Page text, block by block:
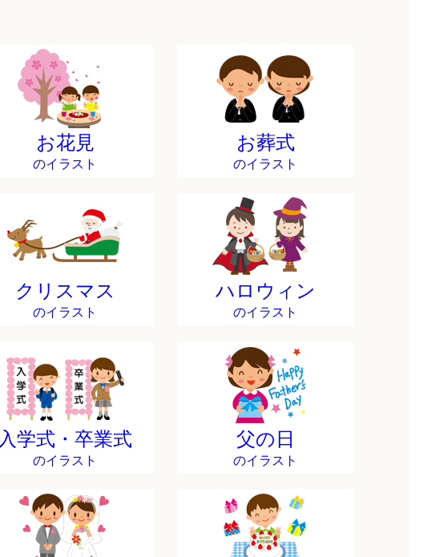
お花見
のイラスト
お葬式
のイラスト
クリスマス
のイラスト
ハロウィン
のイラスト
入学式・卒業式
のイラスト
父の日
のイラスト